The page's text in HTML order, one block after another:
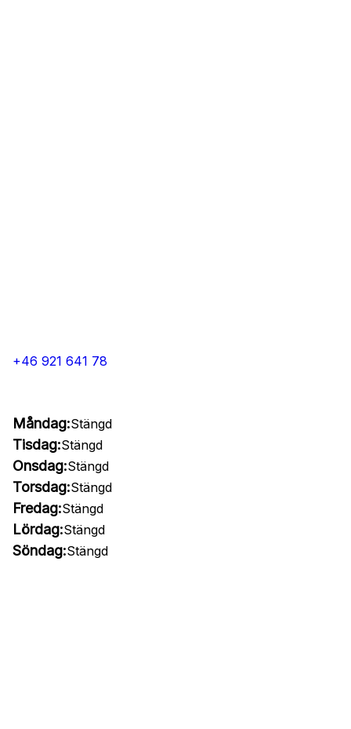
+46 921 641 78
Måndag:Stängd
Tisdag:Stängd
Onsdag:Stängd
Torsdag:Stängd
Fredag:Stängd
Lördag:Stängd
Söndag:Stängd